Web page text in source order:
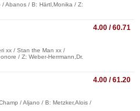
Abanos / B: Härtl,Monika / Z:
4.00 / 60.71
xx / Stan the Man xx /
/ Z: Weber-Herrmann,Dr.
4.00 / 61.20
/ Aljano / B: Metzker,Alois /